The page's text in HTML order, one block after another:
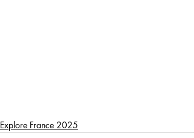
Explore France 2025